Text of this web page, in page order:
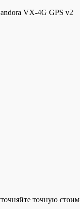
VX-4G GPS v2
точную